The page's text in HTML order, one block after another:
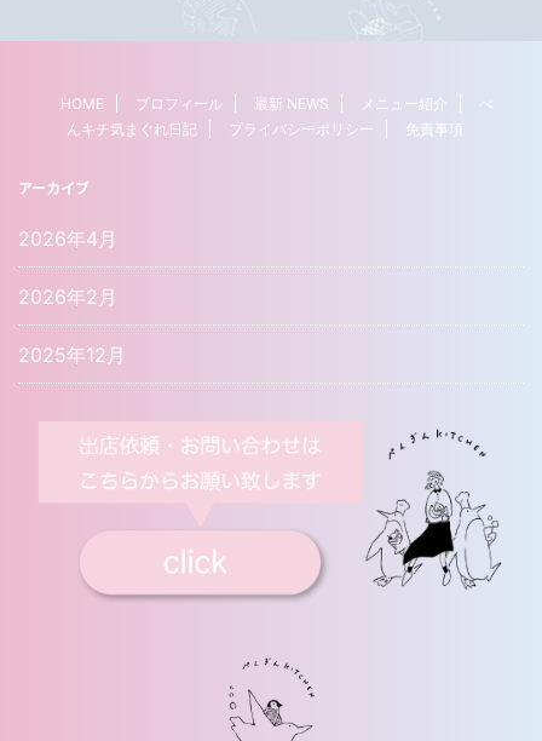
HOME プロフィール 最新 NEWS メニュー紹介
ぺ
んキチ気まぐれ日記
プライバシーポリシー 免責事項
アーカイブ
2026年4月
2026年2月
2025年12月